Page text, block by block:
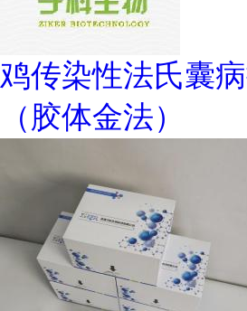
鸡传染性法氏囊
（胶体金法）